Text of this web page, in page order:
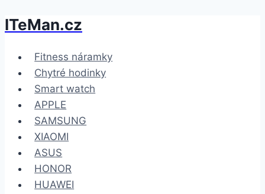
Přeskočit
obsah
ITeMan.cz
Fitness náramky
Chytré hodinky
Smart watch
APPLE
SAMSUNG
XIAOMI
ASUS
HONOR
HUAWEI